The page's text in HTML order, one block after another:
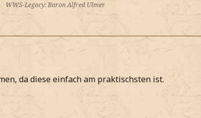
WWS-Legacy: Baron Alfred Ulmer
da diese einfach am praktischsten ist.